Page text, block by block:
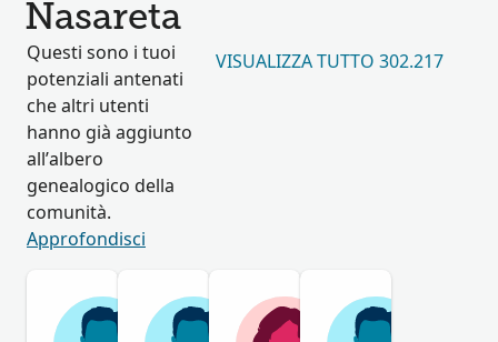
Nasareta
Questi sono i tuoi
potenziali antenati
che altri utenti
hanno già aggiunto
all’albero
genealogico della
comunità.
Approfondisci
VISUALIZZA TUTTO 302.217